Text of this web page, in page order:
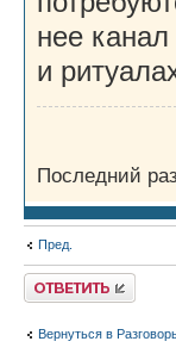
нее
и
Последний
Пред.
Ответить
Вернуться в